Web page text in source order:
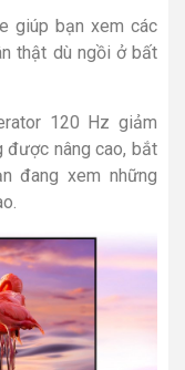
giúp bạn xem các
thật dù ngồi ở bất
120 Hz giảm
được nâng cao, bắt
đang xem những